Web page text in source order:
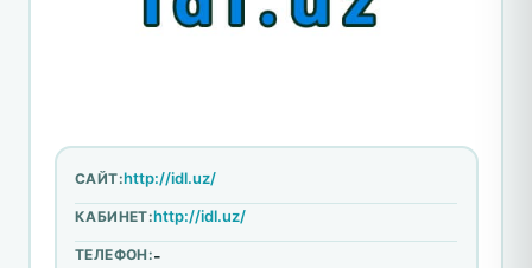
САЙТ:http://idl.uz/
КАБИНЕТ:http://idl.uz/
ТЕЛЕФОН:-